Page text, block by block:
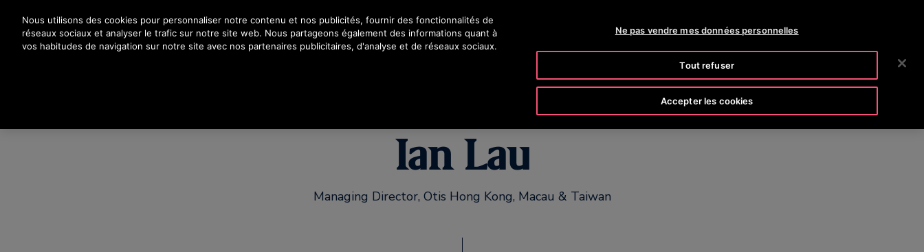
Appuyez sur Entrée pour passer au contenu principal
OTISLINE (800) 238-6847 SALLE DE PRESSE
RECHERCHER
Ian Lau
Managing Director, Otis Hong Kong, Macau & Taiwan
Nous utilisons des cookies pour personnaliser notre contenu et nos publicités, fournir des fonctionnalités de
réseaux sociaux et analyser le trafic sur notre site web. Nous partageons également des informations quant à
vos habitudes de navigation sur notre site avec nos partenaires publicitaires, d'analyse et de réseaux sociaux.
Ne pas vendre mes données personnelles
Tout refuser
Accepter les cookies